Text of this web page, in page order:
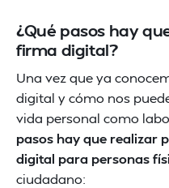
¿Qué pasos hay
firma digital?
Una vez que ya
digital y cómo nos
vida personal como
pasos hay que realizar
digital para personas
ciudadano: